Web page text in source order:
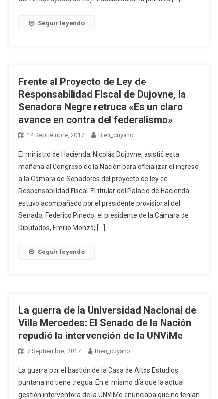
Seguir leyendo
Frente al Proyecto de Ley de
Responsabilidad Fiscal de Dujovne, la
Senadora Negre retruca «Es un claro
avance en contra del federalismo»
14 Septiembre, 2017 Bien_cuyano
El ministro de Hacienda, Nicolás Dujovne, asistió esta
mañana al Congreso de la Nación para oficializar el ingreso
a la Cámara de Senadores del proyecto de ley de
Responsabilidad Fiscal. El titular del Palacio de Hacienda
estuvo acompañado por el presidente provisional del
Senado, Federico Pinedo; el presidente de la Cámara de
Diputados, Emilio Monzó; […]
Seguir leyendo
La guerra de la Universidad Nacional de
Villa Mercedes: El Senado de la Nación
repudió la intervención de la UNViMe
7 Septiembre, 2017 Bien_cuyano
La guerra por el bastión de la Casa de Altos Estudios
puntana no tiene tregua. En el mismo día que la actual
gestión interventora de la UNViMe anunciaba que no tenían